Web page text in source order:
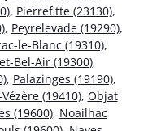
, Pierrefitte (23130),
, Peyrelevade (19290),
le-Blanc (19310),
Bel-Air (19300),
, Palazinges (19190),
(19410), Objat
(19600), Noailhac